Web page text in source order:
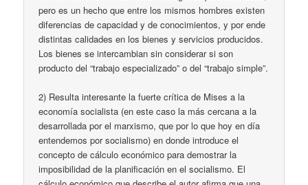
pero es un hecho que entre los mismos hombres existen
diferencias de capacidad y de conocimientos, y por ende
distintas calidades en los bienes y servicios producidos.
Los bienes se intercambian sin considerar si son
producto del “trabajo especializado” o del “trabajo simple”.
2) Resulta interesante la fuerte crítica de Mises a la
economía socialista (en este caso la más cercana a la
desarrollada por el marxismo, que por lo que hoy en día
entendemos por socialismo) en donde introduce el
concepto de cálculo económico para demostrar la
imposibilidad de la planificación en el socialismo. El